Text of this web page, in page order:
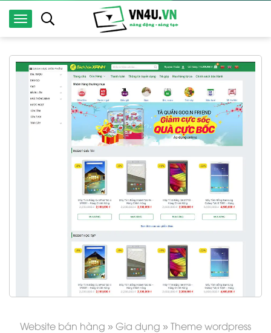
Website bán hàng » Gia dụng » Theme wordpress